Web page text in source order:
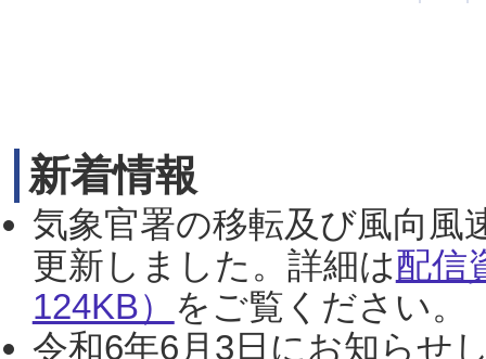
新着情報
気象官署の移転及び風向風
更新しました。詳細は配信
124KB） をご覧ください。
令和6年6月3日にお知らせ